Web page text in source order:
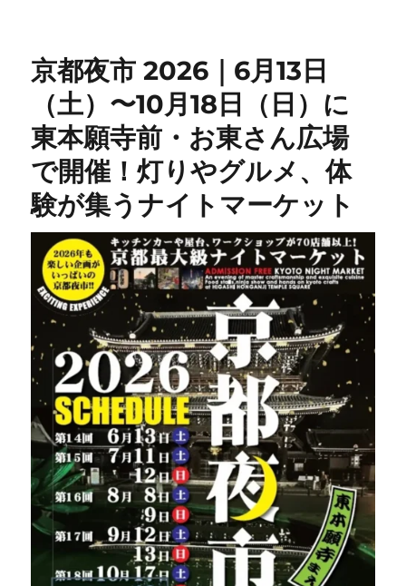
京都夜市 2026｜6月13日
（土）〜10月18日（日）に
東本願寺前・お東さん広場
で開催！灯りやグルメ、体
験が集うナイトマーケット